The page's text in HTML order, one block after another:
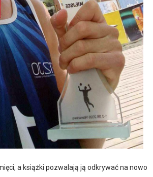
a książki pozwalają ją odkrywać na nowo